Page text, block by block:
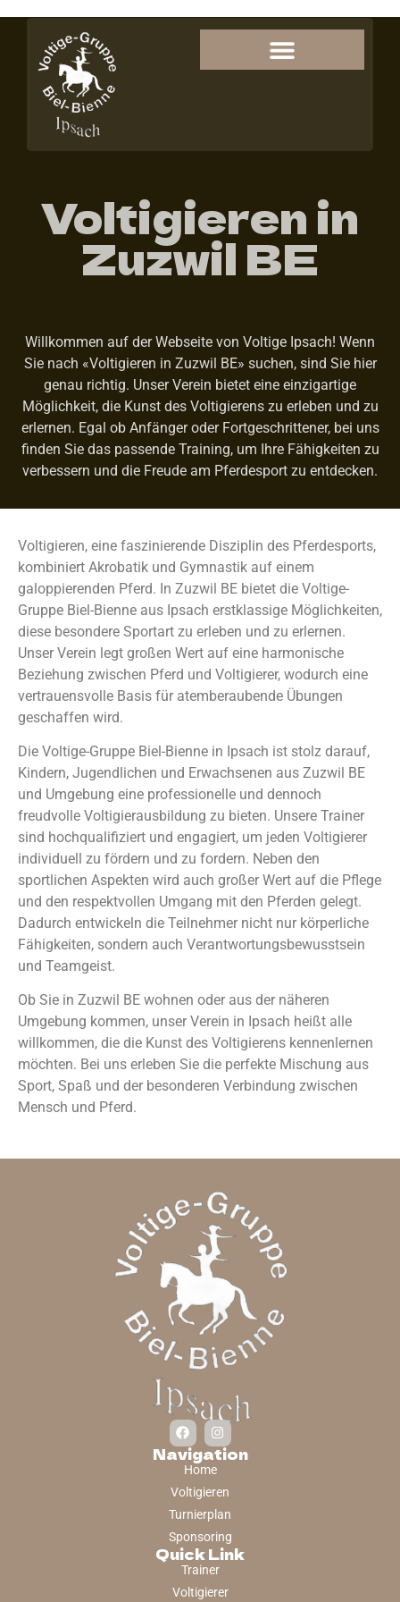
Voltigieren in
Zuzwil BE
Willkommen auf der Webseite von Voltige Ipsach! Wenn
Sie nach «Voltigieren in Zuzwil BE» suchen, sind Sie hier
genau richtig. Unser Verein bietet eine einzigartige
Möglichkeit, die Kunst des Voltigierens zu erleben und zu
erlernen. Egal ob Anfänger oder Fortgeschrittener, bei uns
finden Sie das passende Training, um Ihre Fähigkeiten zu
verbessern und die Freude am Pferdesport zu entdecken.
Voltigieren, eine faszinierende Disziplin des Pferdesports,
kombiniert Akrobatik und Gymnastik auf einem
galoppierenden Pferd. In Zuzwil BE bietet die Voltige-
Gruppe Biel-Bienne aus Ipsach erstklassige Möglichkeiten,
diese besondere Sportart zu erleben und zu erlernen.
Unser Verein legt großen Wert auf eine harmonische
Beziehung zwischen Pferd und Voltigierer, wodurch eine
vertrauensvolle Basis für atemberaubende Übungen
geschaffen wird.
Die Voltige-Gruppe Biel-Bienne in Ipsach ist stolz darauf,
Kindern, Jugendlichen und Erwachsenen aus Zuzwil BE
und Umgebung eine professionelle und dennoch
freudvolle Voltigierausbildung zu bieten. Unsere Trainer
sind hochqualifiziert und engagiert, um jeden Voltigierer
individuell zu fördern und zu fordern. Neben den
sportlichen Aspekten wird auch großer Wert auf die Pflege
und den respektvollen Umgang mit den Pferden gelegt.
Dadurch entwickeln die Teilnehmer nicht nur körperliche
Fähigkeiten, sondern auch Verantwortungsbewusstsein
und Teamgeist.
Ob Sie in Zuzwil BE wohnen oder aus der näheren
Umgebung kommen, unser Verein in Ipsach heißt alle
willkommen, die die Kunst des Voltigierens kennenlernen
möchten. Bei uns erleben Sie die perfekte Mischung aus
Sport, Spaß und der besonderen Verbindung zwischen
Mensch und Pferd.
Navigation
Home
Voltigieren
Turnierplan
Sponsoring
Quick Link
Trainer
Voltigierer